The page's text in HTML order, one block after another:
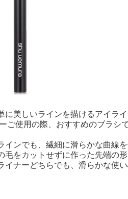
に美しいラインを描けるアイライ
ご使用の際、おすすめのブラシで
インでも、繊細に滑らかな曲線
をカットせずに作った先端の形
イナーどちらでも、滑らかな使